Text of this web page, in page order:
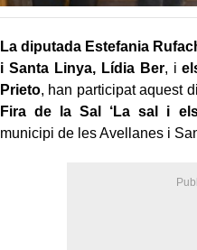
La diputada Estefania
i Santa Linya, Lídia Ber, i
Prieto, han participat aquest
Fira de la Sal ‘La sal i
municipi de les Avellanes i